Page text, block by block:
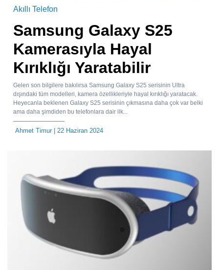
Akıllı Telefon
Samsung Galaxy S25
Kamerasıyla Hayal
Kırıklığı Yaratabilir
Gelen son bilgilere bakılırsa Samsung Galaxy S25 serisinin Ultra
dışındaki tüm modelleri, kamera özellikleriyle hayal kırıklığı yaratacak.
Heyecanla beklenen Galaxy S25 serisinin çıkmasına daha çok var belki
ama daha şimdiden bu telefonlara dair ilk...
Ahmet Timur| 22 Haziran 2024